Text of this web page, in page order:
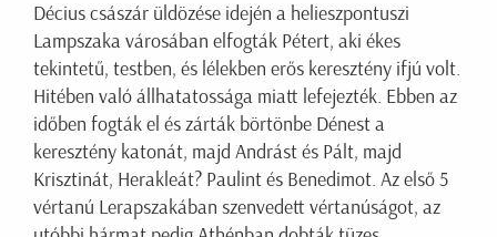
Décius császár üldözése idején a helieszpontuszi
Lampszaka városában elfogták Pétert, aki ékes
tekintetű, testben, és lélekben erős keresztény ifjú volt.
Hitében való állhatatossága miatt lefejezték. Ebben az
időben fogták el és zárták börtönbe Dénest a
keresztény katonát, majd Andrást és Pált, majd
Krisztinát, Herakleát? Paulint és Benedimot. Az első 5
vértanú Lerapszakában szenvedett vértanúságot, az